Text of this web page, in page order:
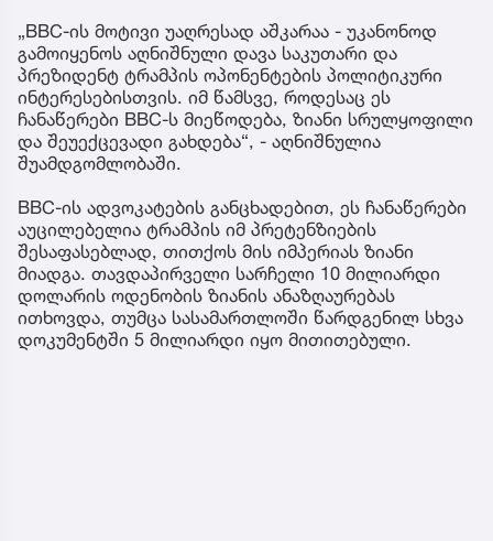
„BBC-ის მოტივი უაღრესად აშკარაა - უკანონოდ
გამოიყენოს აღნიშნული დავა საკუთარი და
პრეზიდენტ ტრამპის ოპონენტების პოლიტიკური
ინტერესებისთვის. იმ წამსვე, როდესაც ეს
ჩანაწერები BBC-ს მიეწოდება, ზიანი სრულყოფილი
და შეუექცევადი გახდება“, - აღნიშნულია
შუამდგომლობაში.
BBC-ის ადვოკატების განცხადებით, ეს ჩანაწერები
აუცილებელია ტრამპის იმ პრეტენზიების
შესაფასებლად, თითქოს მის იმპერიას ზიანი
მიადგა. თავდაპირველი სარჩელი 10 მილიარდი
დოლარის ოდენობის ზიანის ანაზღაურებას
ითხოვდა, თუმცა სასამართლოში წარდგენილ სხვა
დოკუმენტში 5 მილიარდი იყო მითითებული.